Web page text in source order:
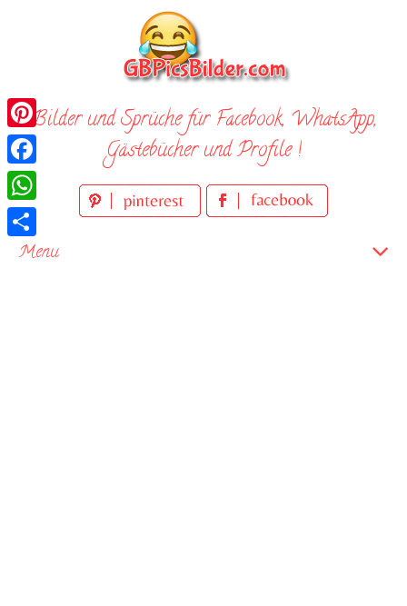
Bilder und Sprüche für Facebook, WhatsApp,
Gästebücher und Profile !
Menu
Pinterest
Facebook
WhatsApp
Teilen